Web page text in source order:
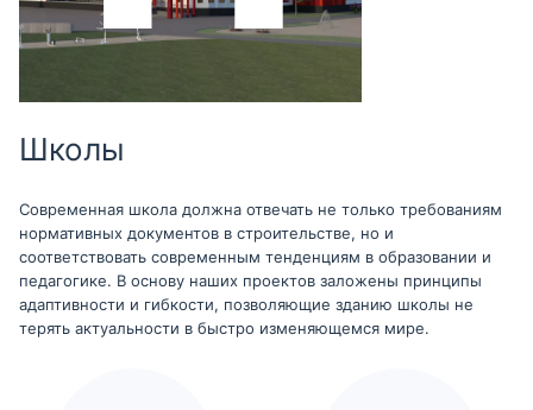
Школы
Современная школа должна отвечать не только требованиям
нормативных документов в строительстве, но и
соответствовать современным тенденциям в образовании и
педагогике. В основу наших проектов заложены принципы
адаптивности и гибкости, позволяющие зданию школы не
терять актуальности в быстро изменяющемся мире.